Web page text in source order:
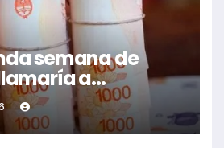
semana de
a